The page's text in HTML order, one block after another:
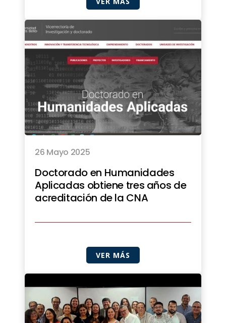
26 Mayo 2025
Doctorado en Humanidades
Aplicadas obtiene tres años de
acreditación de la CNA
VER MÁS